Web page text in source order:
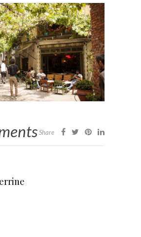
Share